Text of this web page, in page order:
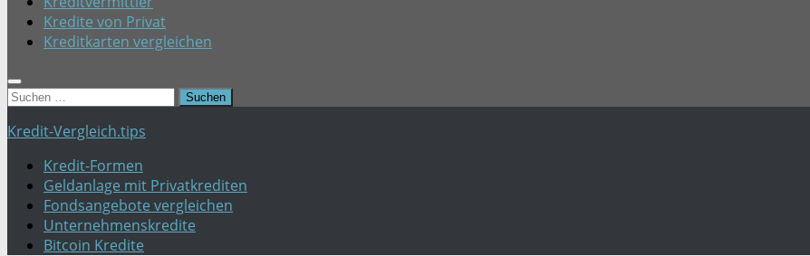
Kredite von Privat
Kreditkarten vergleichen
Suchen
Kredit-Vergleich.tips
Kredit-Formen
Geldanlage mit Privatkrediten
Fondsangebote vergleichen
Unternehmenskredite
Bitcoin Kredite